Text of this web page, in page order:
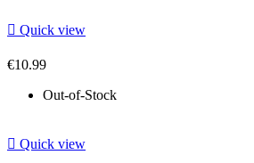
 Quick view
€10.99
Out-of-Stock
 Quick view